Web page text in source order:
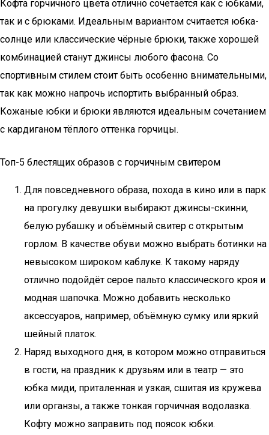
Кофта горчичного цвета отлично сочетается как с юбками,
так и с брюками. Идеальным вариантом считается юбка-
солнце или классические чёрные брюки, также хорошей
комбинацией станут джинсы любого фасона. Со
спортивным стилем стоит быть особенно внимательными,
так как можно напрочь испортить выбранный образ.
Кожаные юбки и брюки являются идеальным сочетанием
с кардиганом тёплого оттенка горчицы.
Топ-5 блестящих образов с горчичным свитером
Для повседневного образа, похода в кино или в парк
на прогулку девушки выбирают джинсы-скинни,
белую рубашку и объёмный свитер с открытым
горлом. В качестве обуви можно выбрать ботинки на
невысоком широком каблуке. К такому наряду
отлично подойдёт серое пальто классического кроя и
модная шапочка. Можно добавить несколько
аксессуаров, например, объёмную сумку или яркий
шейный платок.
Наряд выходного дня, в котором можно отправиться
в гости, на праздник к друзьям или в театр — это
юбка миди, приталенная и узкая, сшитая из кружева
или органзы, а также тонкая горчичная водолазка.
Кофту можно заправить под поясок юбки.